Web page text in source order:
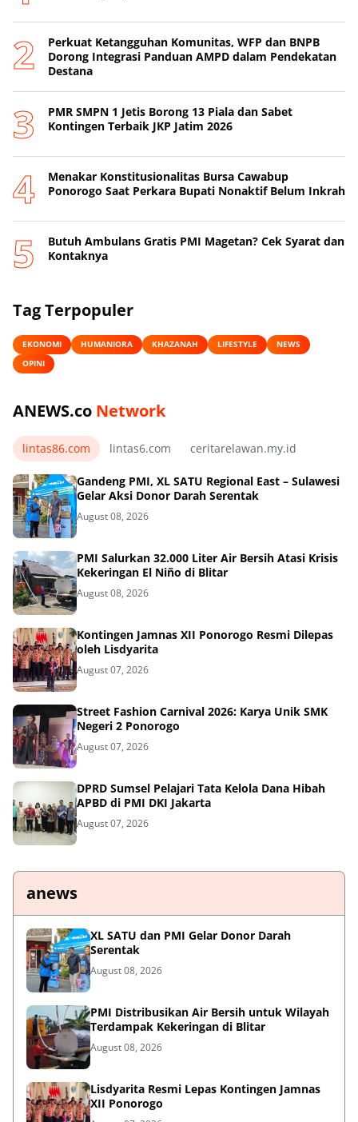
Perkuat Ketangguhan Komunitas, WFP dan BNPB
Dorong Integrasi Panduan AMPD dalam Pendekatan
Destana
PMR SMPN 1 Jetis Borong 13 Piala dan Sabet
Kontingen Terbaik JKP Jatim 2026
Menakar Konstitusionalitas Bursa Cawabup
Ponorogo Saat Perkara Bupati Nonaktif Belum Inkrah
Butuh Ambulans Gratis PMI Magetan? Cek Syarat dan
Kontaknya
Tag Terpopuler
EKONOMI HUMANIORA KHAZANAH LIFESTYLE
NEWS
OPINI
ANEWS.co Network
lintas86.com lintas6.com ceritarelawan.my.id
Gandeng PMI, XL SATU Regional East – Sulawesi
Gelar Aksi Donor Darah Serentak
August 08, 2026
PMI Salurkan 32.000 Liter Air Bersih Atasi Krisis
Kekeringan El Niño di Blitar
August 08, 2026
Kontingen Jamnas XII Ponorogo Resmi Dilepas
oleh Lisdyarita
August 07, 2026
Street Fashion Carnival 2026: Karya Unik SMK
Negeri 2 Ponorogo
August 07, 2026
DPRD Sumsel Pelajari Tata Kelola Dana Hibah
APBD di PMI DKI Jakarta
August 07, 2026
anews
XL SATU dan PMI Gelar Donor Darah
Serentak
August 08, 2026
PMI Distribusikan Air Bersih untuk Wilayah
Terdampak Kekeringan di Blitar
August 08, 2026
Lisdyarita Resmi Lepas Kontingen Jamnas
XII Ponorogo